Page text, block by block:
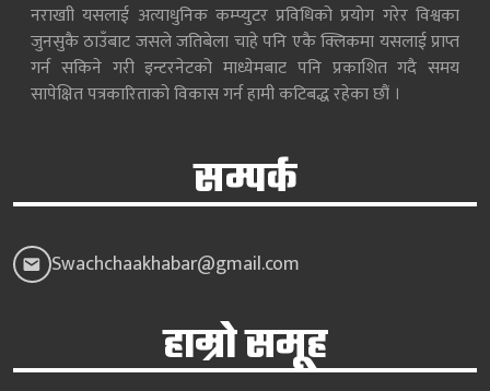
नराखाी यसलाई अत्याधुनिक कम्प्युटर प्रविधिको प्रयोग गरेर विश्वका
जुनसुकै ठाउँबाट जसले जतिबेला चाहे पनि एकै क्लिकमा यसलाई प्राप्त
गर्न सकिने गरी इन्टरनेटको माध्येमबाट पनि प्रकाशित गदै समय
सापेक्षित पत्रकारिताको विकास गर्न हामी कटिबद्ध रहेका छौं ।
सम्पर्क
Swachchaakhabar@gmail.com
हाम्रो समूह